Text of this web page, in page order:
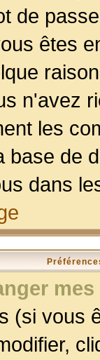
de
êtes
n'avez
les
base de
dans
(si vous